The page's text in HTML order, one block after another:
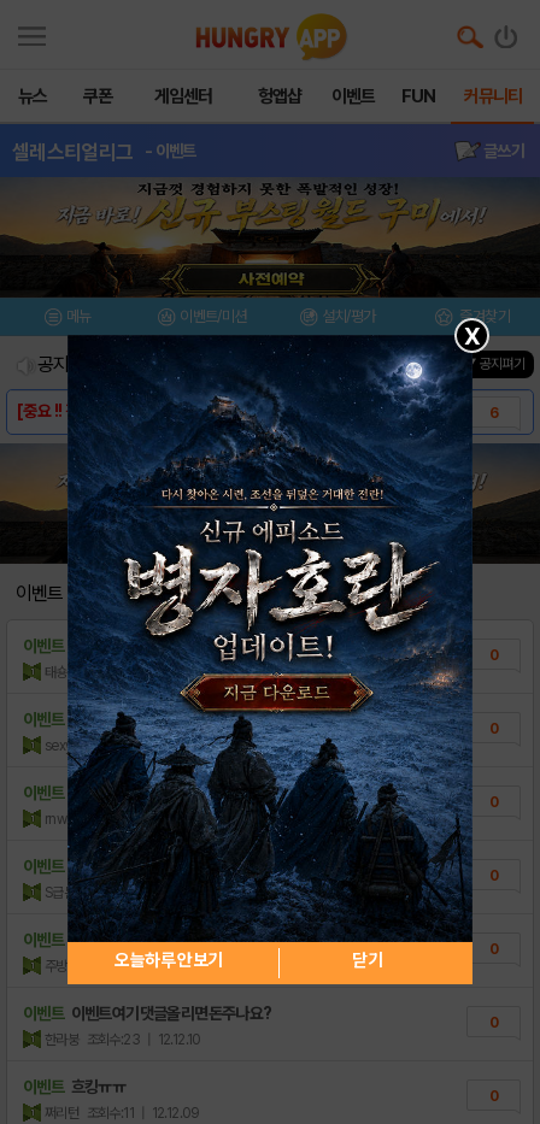
뉴스 쿠폰 게임센터 헝앱샵 이벤트 FUN 커뮤니티
셀레스티얼리그 - 이벤트 글쓰기
메뉴 이벤트/미션 설치/평가 즐겨찾기
공지사항 진행중인 이벤트0건 ▼ 공지펴기
[중요 !! 경고문 ] 불법 치트프로그램 사용.. 6
[ 3D AOS ]셀레스티얼리그 온라인 티스토..
친구추가 , 결투신청 게시판이 추가되었습니다 ..
KT 올레마켓 서버 접속 오류 관련 업데이트 ..
셀레스티얼리그 온라인 UI(User Inter..
[ 3D AOS ]셀레스티얼 리그 온라인 CO..
[ 3D AOS ] 셀레스티얼 리그 IOS 오.. 0
셀레스티얼리그 초보자 가이드 및 베스트 유저 ..
영웅 정보 및 Tip
이벤트
이벤트 셀레 이벤트 참여
태숑 조회수:10 | 12.12.21
0
이벤트 셀레 이벤참여 케릭공략
sexyy 조회수:20 | 12.12.11
0
이벤트 셀레공략 참여
rnwlfd 조회수:3 | 12.12.11
0
이벤트 셀레 공략 참여
S급몬스터 조회수:12 | 12.12.10
0
이벤트 게임유져 이벤참여
주방구 조회수:20 | 12.12.10
0
이벤트 이벤트여기댓글올리면돈주나요?
한라붕 조회수:23 | 12.12.10
0
이벤트 흐킹ㅠㅠ
쩌리턴 조회수:11 | 12.12.09
0
X
오늘하루 안보기 닫기